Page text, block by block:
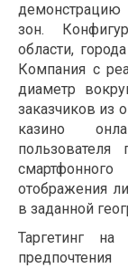
зон.
области,
Компания с
диаметр
заказчиков из
казино
отображения
в заданной
Таргетинг на